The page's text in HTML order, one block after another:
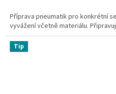
Příprava pneumatik pro konkrétní
vyvážení včetně materiálu.
Tip